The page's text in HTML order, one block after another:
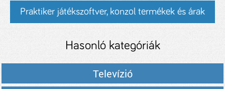
Praktiker játékszoftver, konzol termékek és árak
Hasonló kategóriák
Televízió